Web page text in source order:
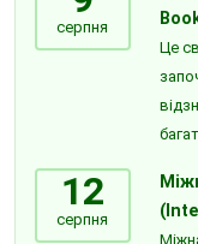
серпня
Це
12
серпня